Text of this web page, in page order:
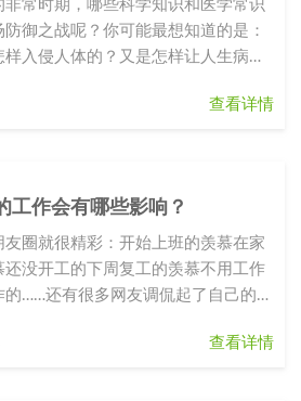
常时期，哪些科学知识和医学常识
御之战呢？你可能最想知道的是：
入侵人体的？又是怎样让人生病
查看详情
工作会有哪些影响？
友圈就很精彩：开始上班的羡慕在家
没开工的下周复工的羡慕不用工作
的……还有很多网友调侃起了自己的职
查看详情